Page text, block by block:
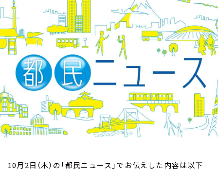
イベント・グッズ
YouTube
会社情報
10月2日（木）の「都民ニュース」でお伝えした内容は以下